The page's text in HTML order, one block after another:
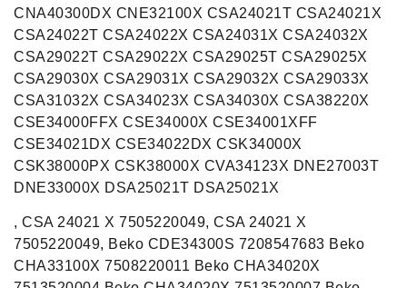
CNA40300DX CNE32100X CSA24021T CSA24021X
CSA24022T CSA24022X CSA24031X CSA24032X
CSA29022T CSA29022X CSA29025T CSA29025X
CSA29030X CSA29031X CSA29032X CSA29033X
CSA31032X CSA34023X CSA34030X CSA38220X
CSE34000FFX CSE34000X CSE34001XFF
CSE34021DX CSE34022DX CSK34000X
CSK38000PX CSK38000X CVA34123X DNE27003T
DNE33000X DSA25021T DSA25021X
, CSA 24021 X 7505220049, CSA 24021 X
7505220049, Beko CDE34300S 7208547683 Beko
CHA33100X 7508220011 Beko CHA34020X